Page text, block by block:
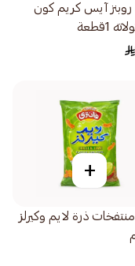
آيس كريم كون
1قطعة
+
منتفخات ذرة لايم وكيرلز